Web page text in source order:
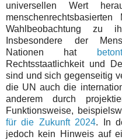
universellen Wert
Wahlbeobachtung zu
Insbesondere der
Nationen hat
betont
Rechtsstaatlichkeit und
sind und sich gegenseitig
die UN auch die
anderem durch
Funktionsweise,
für die Zukunft 2024. In
jedoch kein Hinweis auf